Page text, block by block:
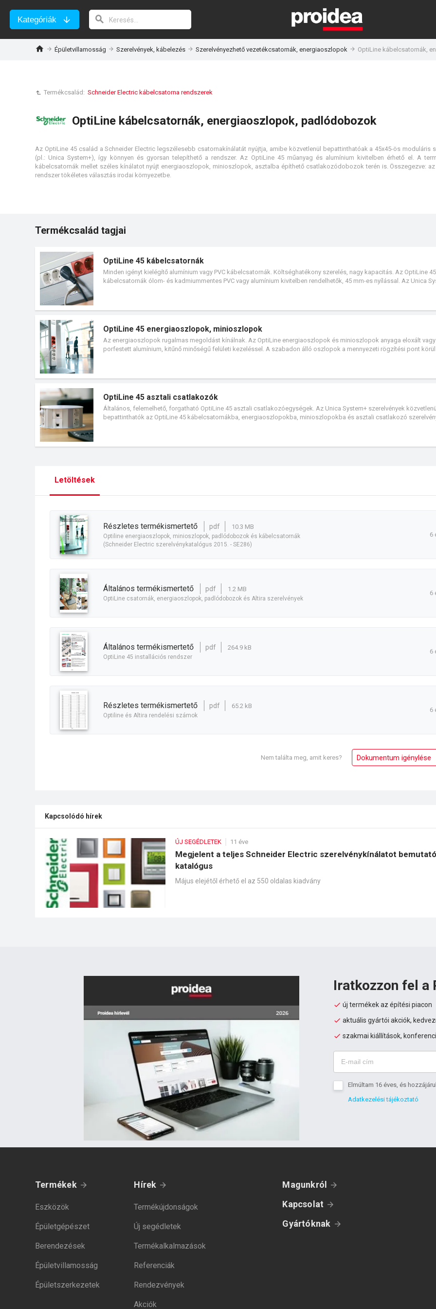
Kategóriák
Épületvillamosság Szerelvények, kábelezés Szerelvényezhető vezetékcsatornák, energiaoszlopok OptiLine kábelcsatornák,
Termékcsalád: Schneider Electric kábelcsatorna rendszerek
OptiLine kábelcsatornák, energiaoszlopok, padlódobozok
Az OptiLine 45 család a Schneider Electric legszélesebb csatornakínálatát nyújtja, amibe közvetlenül bepattinthatóak a 45x45-ös moduláris
(pl.: Unica System+), így könnyen és gyorsan telepíthető a rendszer. Az OptiLine 45 műanyag és alumínium kivitelben érhető el. A
kábelcsatornák mellet széles kínálatot nyújt energiaoszlopok, minioszlopok, asztalba építhető csatlakozódobozok terén is. Összegezve: az
rendszer tökéletes választás irodai környezetbe.
Termékcsalád tagjai
OptiLine 45 kábelcsatornák
Minden igényt kielégítő alumínium vagy PVC kábelcsatornák. Költséghatékony szerelés, nagy kapacitás. Az OptiLine 45
kábelcsatornák ólom- és kadmiummentes PVC vagy alumínium kivitelben rendelhetők, 45 mm-es nyílással. Az Unica
OptiLine 45 energiaoszlopok, minioszlopok
Az energiaoszlopok rugalmas megoldást kínálnak. Az OptiLine energiaoszlopok és minioszlopok anyaga eloxált vagy
porfestett alumínium, kitűnő minőségű felületi kezeléssel. A szabadon álló oszlopok a mennyezeti rögzítési pont körül
OptiLine 45 asztali csatlakozók
Általános, felemelhető, forgatható OptiLine 45 asztali csatlakozóegységek. Az Unica System+ szerelvények közvetlenül
bepattinthatók az OptiLine 45 kábelcsatornákba, energiaoszlopokba, minioszlopokba és asztali csatlakozó
Letöltések
részletes termékismertető pdf 10.3 MB
Optiline energiaoszlopok, minioszlopok, padlódobozok és kábelcsatornák
(Schneider Electric szerelvénykatalógus 2015. - SE286)
6
általános termékismertető pdf 1.2 MB
OptiLine csatornák, energiaoszlopok, padlódobozok és Altira szerelvények
6
általános termékismertető pdf 264.9 kB
OptiLine 45 installációs rendszer
6
részletes termékismertető pdf 65.2 kB
Optiline és Altira rendelési számok
6
Nem találta meg, amit keres? Dokumentum igénylése
Kapcsolódó hírek
ÚJ SEGÉDLETEK 11 éve
Megjelent a teljes Schneider Electric szerelvénykínálatot bemutató
katalógus
Május elejétől érhető el az 550 oldalas kiadvány
Iratkozzon fel a
új termékek az építési piacon
aktuális gyártói akciók,
szakmai kiállítások,
Elmúltam 16 éves, és
Adatkezelési tájékoztató
Termékek
Eszközök
Épületgépészet
Berendezések
Épületvillamosság
Épületszerkezetek
Hírek
Termékújdonságok
Új segédletek
Termékalkalmazások
Referenciák
Rendezvények
Akciók
Magunkról
Kapcsolat
Gyártóknak